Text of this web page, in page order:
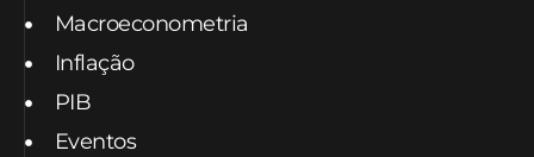
Macroeconometria
Inflação
PIB
Eventos